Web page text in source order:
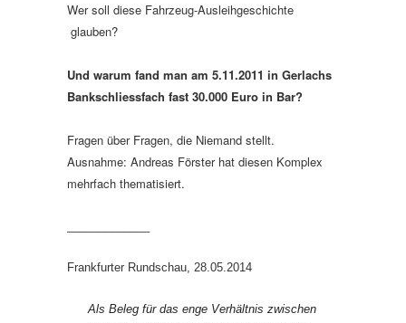
Wer soll diese Fahrzeug-Ausleihgeschichte
glauben?
Und warum fand man am 5.11.2011 in Gerlachs
Bankschliessfach fast 30.000 Euro in Bar?
Fragen über Fragen, die Niemand stellt.
Ausnahme: Andreas Förster hat diesen Komplex
mehrfach thematisiert.
Frankfurter Rundschau, 28.05.2014
Als Beleg für das enge Verhältnis zwischen